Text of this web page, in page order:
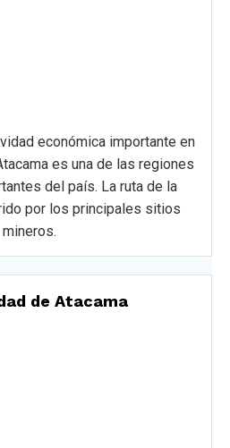
económica importante en
es una de las regiones
del país. La ruta de la
por los principales sitios
mineros.
de Atacama